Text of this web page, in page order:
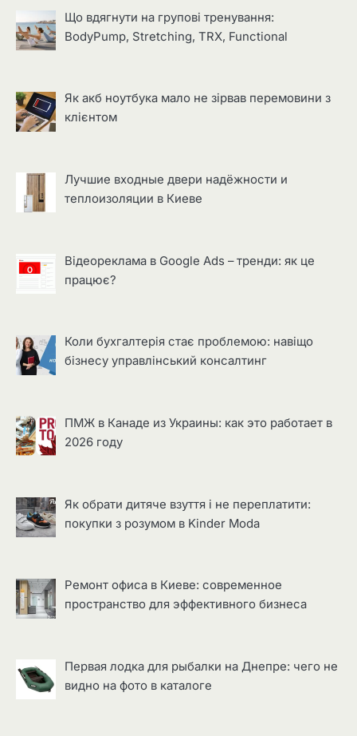
Що вдягнути на групові тренування:
BodyPump, Stretching, TRX, Functional
Як акб ноутбука мало не зірвав перемовини з
клієнтом
Лучшие входные двери надёжности и
теплоизоляции в Киеве
Відеореклама в Google Ads – тренди: як це
працює?
Коли бухгалтерія стає проблемою: навіщо
бізнесу управлінський консалтинг
ПМЖ в Канаде из Украины: как это работает в
2026 году
Як обрати дитяче взуття і не переплатити:
покупки з розумом в Kinder Moda
Ремонт офиса в Киеве: современное
пространство для эффективного бизнеса
Первая лодка для рыбалки на Днепре: чего не
видно на фото в каталоге